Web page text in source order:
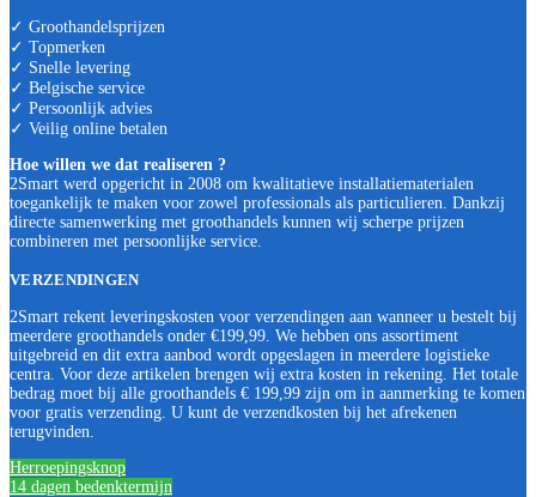
✓ Groothandelsprijzen
✓ Topmerken
✓ Snelle levering
✓ Belgische service
✓ Persoonlijk advies
✓ Veilig online betalen
Hoe willen we dat realiseren ?
2Smart werd opgericht in 2008 om kwalitatieve installatiematerialen
toegankelijk te maken voor zowel professionals als particulieren. Dankzij
directe samenwerking met groothandels kunnen wij scherpe prijzen
combineren met persoonlijke service.
VERZENDINGEN
2Smart rekent leveringskosten voor verzendingen aan wanneer u bestelt bij
meerdere groothandels onder €199,99. We hebben ons assortiment
uitgebreid en dit extra aanbod wordt opgeslagen in meerdere logistieke
centra. Voor deze artikelen brengen wij extra kosten in rekening. Het totale
bedrag moet bij alle groothandels € 199,99 zijn om in aanmerking te komen
voor gratis verzending. U kunt de verzendkosten bij het afrekenen
terugvinden.
Herroepingsknop
14 dagen bedenktermijn